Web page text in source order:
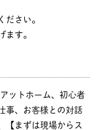
ださい。
ます。
ットホーム、初心者
事、お客様との対話
【まずは現場からス